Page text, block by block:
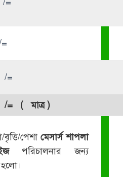
=
= ( মাত্র )
বৃত্তি/পেশা মেসার্স শাপলা
পরিচালনার জন্য
হলো।